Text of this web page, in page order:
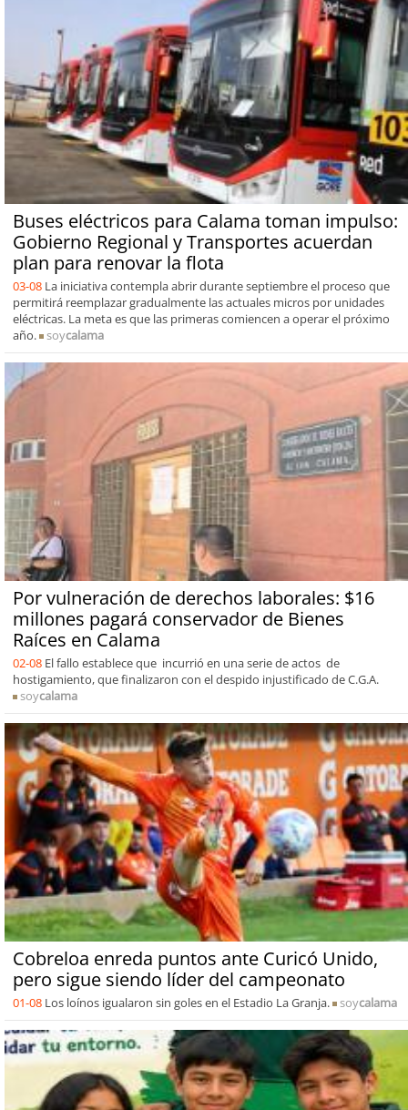
Buses eléctricos para Calama toman impulso:
Gobierno Regional y Transportes acuerdan
plan para renovar la flota
03-08 La iniciativa contempla abrir durante septiembre el proceso que
permitirá reemplazar gradualmente las actuales micros por unidades
eléctricas. La meta es que las primeras comiencen a operar el próximo
año.
soycalama
Por vulneración de derechos laborales: $16
millones pagará conservador de Bienes
Raíces en Calama
02-08 El fallo establece que incurrió en una serie de actos de
hostigamiento, que finalizaron con el despido injustificado de C.G.A.
soycalama
Cobreloa enreda puntos ante Curicó Unido,
pero sigue siendo líder del campeonato
01-08 Los loínos igualaron sin goles en el Estadio La Granja. soycalama